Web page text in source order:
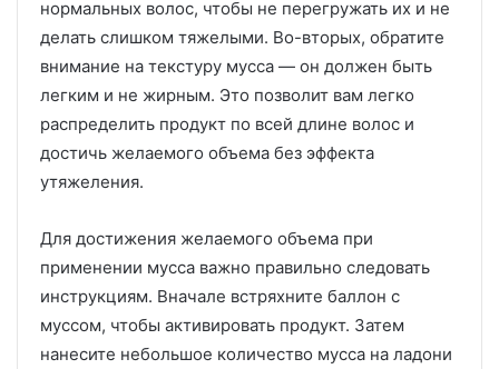
нормальных волос, чтобы не перегружать их и не
делать слишком тяжелыми. Во-вторых, обратите
внимание на текстуру мусса — он должен быть
легким и не жирным. Это позволит вам легко
распределить продукт по всей длине волос и
достичь желаемого объема без эффекта
утяжеления.
Для достижения желаемого объема при
применении мусса важно правильно следовать
инструкциям. Вначале встряхните баллон с
муссом, чтобы активировать продукт. Затем
нанесите небольшое количество мусса на ладони